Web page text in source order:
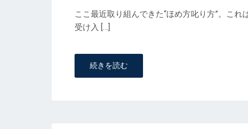
ここ最近取り組んできた“ほめ方叱り方”。こ
受け入 […]
続きを読む